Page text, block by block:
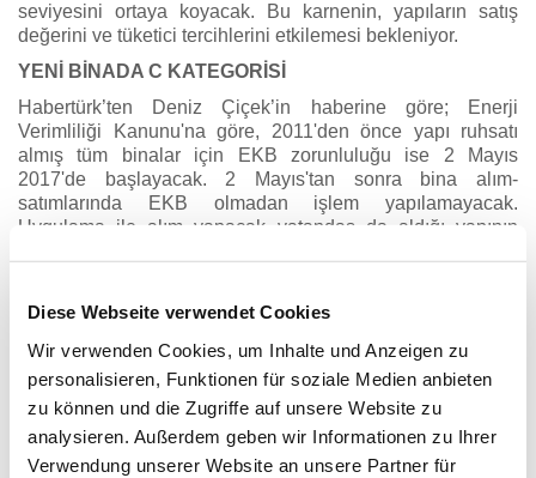
Diese Webseite verwendet Cookies
Wir verwenden Cookies, um Inhalte und Anzeigen zu
personalisieren, Funktionen für soziale Medien anbieten
zu können und die Zugriffe auf unsere Website zu
analysieren. Außerdem geben wir Informationen zu Ihrer
Verwendung unserer Website an unsere Partner für
seviyesini ortaya koyacak. Bu karnenin, yapıların satış
değerini ve tüketici tercihlerini etkilemesi bekleniyor.
YENİ BİNADA C KATEGORİSİ
Habertürk’ten Deniz Çiçek’in haberine göre; Enerji
Verimliliği Kanunu'na göre, 2011'den önce yapı ruhsatı
almış tüm binalar için EKB zorunluluğu ise 2 Mayıs
2017'de başlayacak. 2 Mayıs'tan sonra bina alım-
satımlarında EKB olmadan işlem yapılamayacak.
Uygulama ile alım yapacak vatandaş da aldığı yapının
aranmayacağını kaydetti. Yetkililer, 2 Mayıs'tan sonra alım
satım yapacak vatandaşların, satış yapmadan önce,
istedikleri tarihte kimlik belgelerini alabileceğini ifade etti.
Enerji Kimlik Belgesi, 2011 öncesi binaların enerji
verimliliği sınıfını gösterecek. A'dan G'ye kadar 7
kategoride enerji sınıfı var. Yeni binaların, en az C
kategorisini tutturması gerekiyor. Ancak mevcut yapılar için